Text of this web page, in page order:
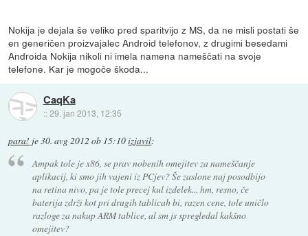
Nokija je dejala še veliko pred sparitvijo z MS, da ne misli postati še
en generičen proizvajalec Android telefonov, z drugimi besedami
Androida Nokija nikoli ni imela namena nameščati na svoje
telefone. Kar je mogoče škoda...
CaqKa
::29. jan 2013, 12:35
para! je30. avg 2012 ob 15:10izjavil:
Ampak tole je x86, se prav nobenih omejitev za nameščanje
aplikacij, ki smo jih vajeni iz PCjev? Še zaslone naj posodbijo
na retina nivo, pa je tole precej kul izdelek... hm, resno, če
baterija zdrži kot pri drugih tablicah bi, razen cene, tole uničlo
razloge za nakup ARM tablice, al sm js spregledal kakšno
omejitev?